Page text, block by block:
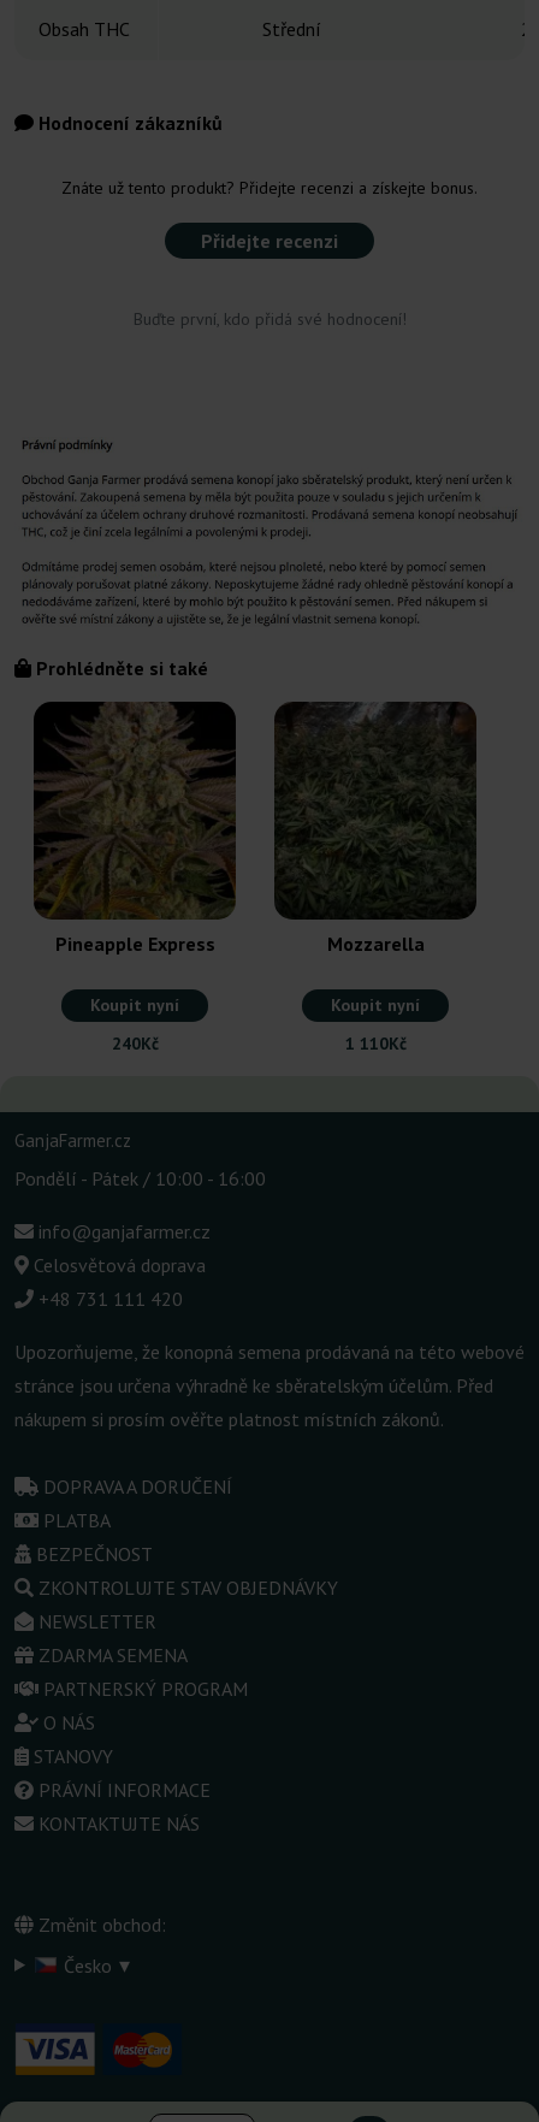
Obsah THC Střední
Hodnocení zákazníků
Znáte už tento produkt? Přidejte recenzi a získejte bonus.
Přidejte recenzi
Buďte první, kdo přidá své hodnocení!
Prohlédněte si také
Pineapple Express
Koupit nyní
240Kč
Mozzarella
Koupit nyní
1 110Kč
GanjaFarmer.cz
Pondělí - Pátek / 10:00 - 16:00
info@ganjafarmer.cz
Celosvětová doprava
+48 731 111 420
Upozorňujeme, že konopná semena prodávaná na této webové
stránce jsou určena výhradně ke sběratelským účelům. Před
nákupem si prosím ověřte platnost místních zákonů.
DOPRAVA A DORUČENÍ
PLATBA
BEZPEČNOST
ZKONTROLUJTE STAV OBJEDNÁVKY
NEWSLETTER
ZDARMA SEMENA
PARTNERSKÝ PROGRAM
O NÁS
STANOVY
PRÁVNÍ INFORMACE
KONTAKTUJTE NÁS
Změnit obchod:
Česko ▾